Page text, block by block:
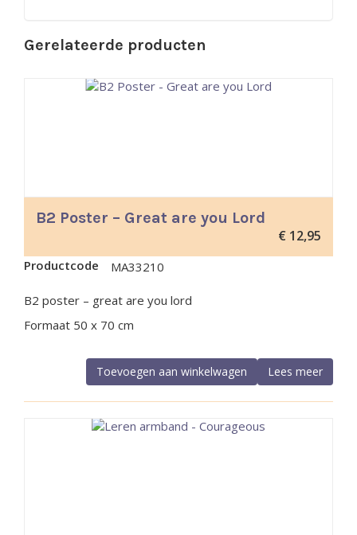
Gerelateerde producten
B2 Poster – Great are you Lord
€ 12,95
Productcode MA33210
B2 poster – great are you lord
Formaat 50 x 70 cm
Lees meer
Toevoegen aan winkelwagen